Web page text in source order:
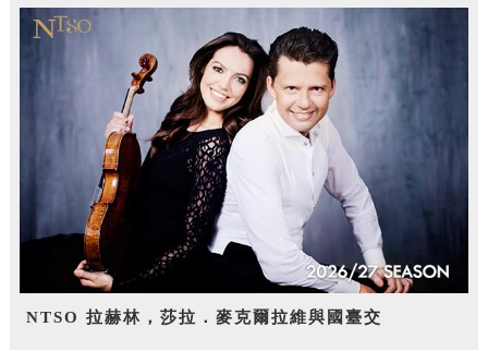
NTSO 拉赫林，莎拉．麥克爾拉維與國臺交